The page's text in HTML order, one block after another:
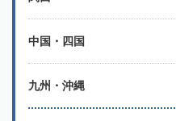
中国・四国
九州・沖縄